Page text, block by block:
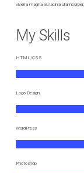
viverra magna eu lacinia
My Skills
HTML/CSS
Logo Design
WordPress
Photoshop